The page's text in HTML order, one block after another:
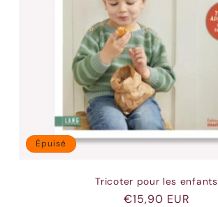
Épuisé
Tricoter pour les enfants
Prix
€15,90 EUR